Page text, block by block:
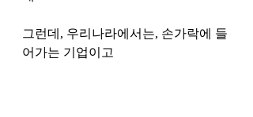
그런데, 우리나라에서는, 손가락에 들
어가는 기업이고